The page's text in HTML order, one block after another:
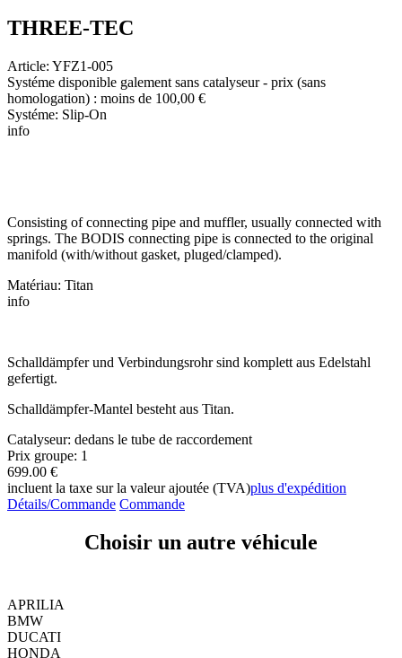
THREE-TEC
Article: YFZ1-005
Systéme disponible galement sans catalyseur - prix (sans
homologation) : moins de 100,00 €
Systéme: Slip-On
info
Consisting of connecting pipe and muffler, usually connected with
springs. The BODIS connecting pipe is connected to the original
manifold (with/without gasket, pluged/clamped).
Matériau: Titan
info
Schalldämpfer und Verbindungsrohr sind komplett aus Edelstahl
gefertigt.
Schalldämpfer-Mantel besteht aus Titan.
Catalyseur: dedans le tube de raccordement
Prix groupe: 1
699.00 €
incluent la taxe sur la valeur ajoutée (TVA)plus d'expédition
Détails/Commande Commande
Choisir un autre véhicule
APRILIA
BMW
DUCATI
HONDA